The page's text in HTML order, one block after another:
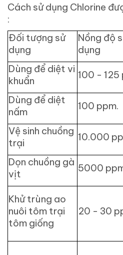
Cách sử dụng Chlorine
:
Đối tượng sử
dụng
Nồng độ
dụng
Dùng để diệt vi
khuẩn
100 - 125
Dùng để diệt
nấm
100 ppm.
Vệ sinh chuồng
trại
10.000
Dọn chuồng gà
vịt
5000
Khử trùng ao
nuôi tôm trại
tôm giống
20 - 30